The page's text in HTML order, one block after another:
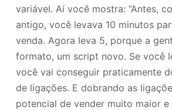
variável. Aí você mostra: “Antes,
antigo, você levava 10 minutos
venda. Agora leva 5, porque a
formato, um script novo. Se você
você vai conseguir praticamente
de ligações. E dobrando as
potencial de vender muito maior e